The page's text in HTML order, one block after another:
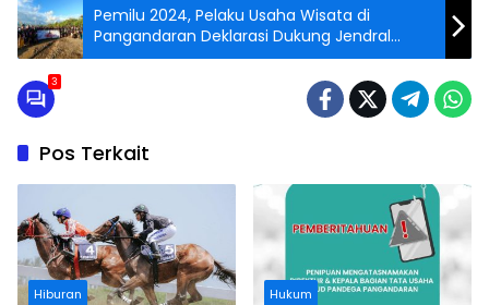
Pemilu 2024, Pelaku Usaha Wisata di
Pangandaran Deklarasi Dukung Jendral
Moeldoko For Presiden RI
3
Pos Terkait
Hiburan Hukum